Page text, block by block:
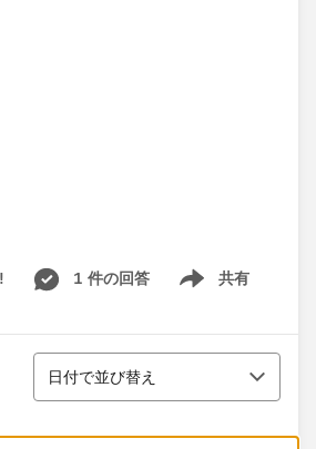
an Odata raml with such
?
1 件の回答 共有
Show menu
並び替え
日付で並び替え